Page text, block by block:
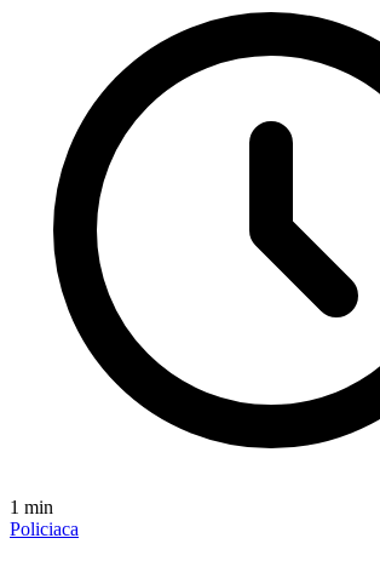
1 min
Policiaca